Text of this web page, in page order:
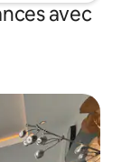
avec